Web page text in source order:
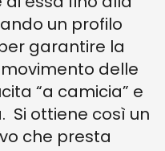
un profilo
garantire la
delle
“a camicia” e
Si ottiene così un
che presta